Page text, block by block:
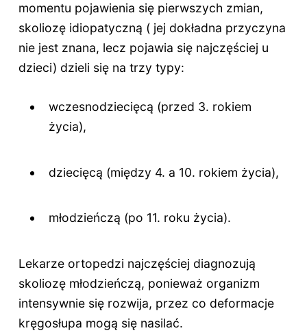
momentu pojawienia się pierwszych zmian,
skoliozę idiopatyczną ( jej dokładna przyczyna
nie jest znana, lecz pojawia się najczęściej u
dzieci) dzieli się na trzy typy:
wczesnodziecięcą (przed 3. rokiem
życia),
dziecięcą (między 4. a 10. rokiem życia),
młodzieńczą (po 11. roku życia).
Lekarze ortopedzi najczęściej diagnozują
skoliozę młodzieńczą, ponieważ organizm
intensywnie się rozwija, przez co deformacje
kręgosłupa mogą się nasilać.